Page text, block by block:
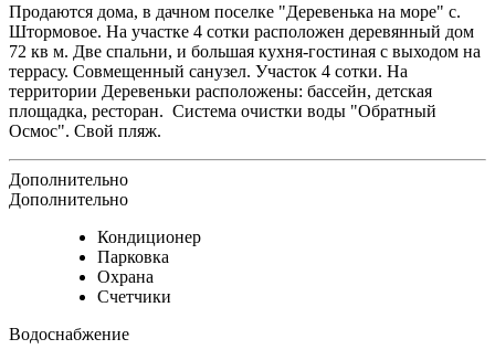
Продаются дома, в дачном поселке "Деревенька на море" с.
Штормовое. На участке 4 сотки расположен деревянный дом
72 кв м. Две спальни, и большая кухня-гостиная с выходом на
террасу. Совмещенный санузел. Участок 4 сотки. На
территории Деревеньки расположены: бассейн, детская
площадка, ресторан. Система очистки воды "Обратный
Осмос". Свой пляж.
Дополнительно
Дополнительно
Кондиционер
Парковка
Охрана
Счетчики
Водоснабжение